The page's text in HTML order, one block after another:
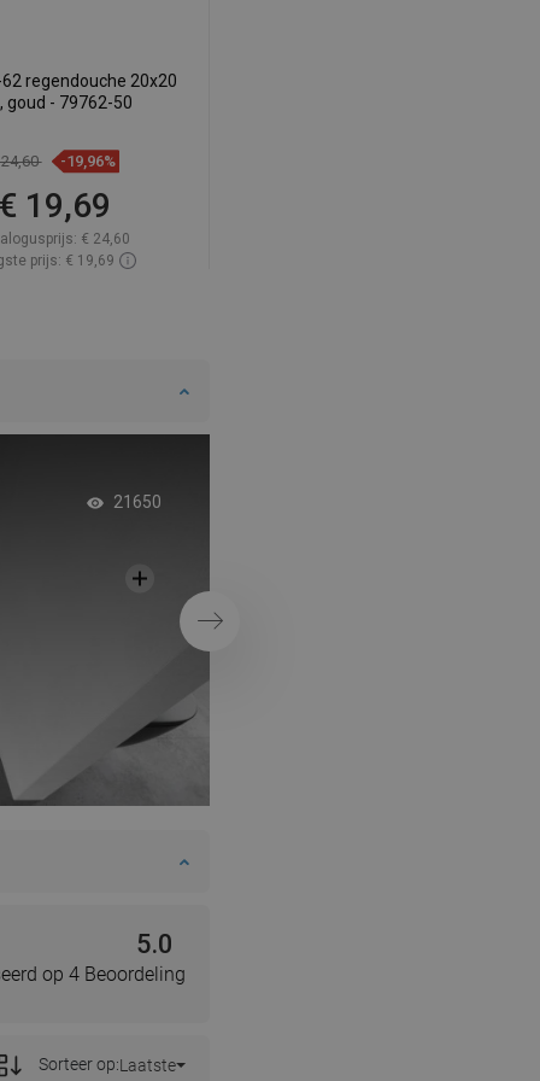
62 regendouche 20x20
goud - 79762-50
-19,96%
€ 19,69
€ 24,60
prijs: € 19,69
21650
Volgende
5.0
op 4 Beoordeling
Sorteer op:Laatste
FINNISH
CROATIAN
GREEK
SLOVENIAN